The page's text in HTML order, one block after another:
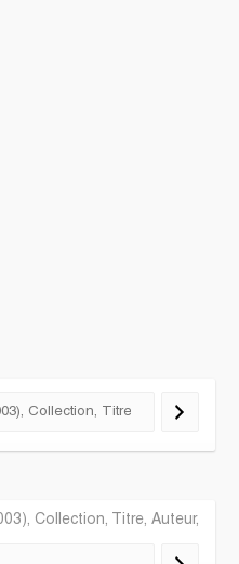
Collection, Titre, Auteur,